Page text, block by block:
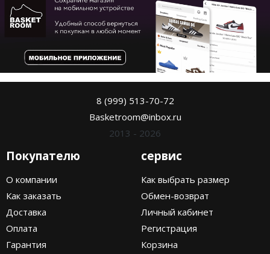
8 (999) 513-70-72
Basketroom@inbox.ru
2013 - 2026
Покупателю
О компании
Как заказать
Доставка
Оплата
Гарантия
сервис
Как выбрать размер
Обмен-возврат
Личный кабинет
Регистрация
Корзина